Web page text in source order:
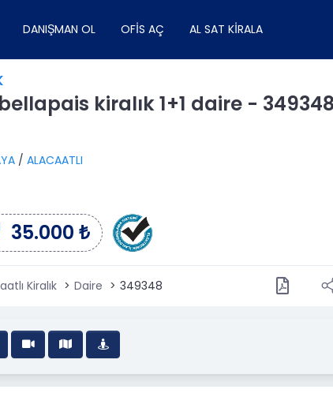
DANIŞMAN OL OFIS AÇ AL SAT KIRALA
kiralık 1+1 daire - 349348
/ ALACAATLI
35.000 ₺
Kiralık Daire 349348